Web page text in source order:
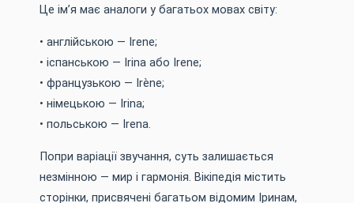
Це ім’я має аналоги у багатьох мовах світу:
• англійською — Irene;
• іспанською — Irina або Irene;
• французькою — Irène;
• німецькою — Irina;
• польською — Irena.
Попри варіації звучання, суть залишається
незмінною — мир і гармонія. Вікіпедія містить
сторінки, присвячені багатьом відомим Іринам,